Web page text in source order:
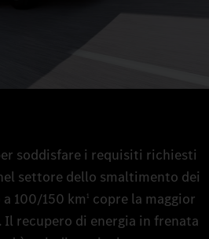
soddisfare i requisiti richiesti
settore dello smaltimento dei
100/150 km 1 copre la maggior
recupero di energia in frenata